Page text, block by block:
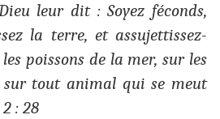
leur dit : Soyez féconds,
la terre, et assujettissez-
poissons de la mer, sur les
sur tout animal qui se meut
: 28